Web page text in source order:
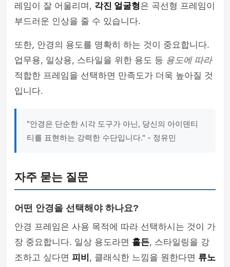
레임이 잘 어울리며, 각진 얼굴형은 곡선형 프레임이
부드러운 인상을 줄 수 있습니다.
또한, 안경의 용도를 명확히 하는 것이 중요합니다.
업무용, 일상용, 스타일을 위한 용도 등 용도에 따라
적합한 프레임을 선택하면 만족도가 더욱 높아질 것
입니다.
"안경은 단순한 시각 도구가 아닌, 당신의 아이덴티
티를 표현하는 강력한 수단입니다." - 정유민
자주 묻는 질문
어떤 안경을 선택해야 하나요?
안경 프레임은 사용 목적에 따라 선택하시는 것이 가
장 중요합니다. 일상 용도라면 홀든, 스타일링을 강
조하고 싶다면 피비 , 클래식한 느낌을 원한다면 류노